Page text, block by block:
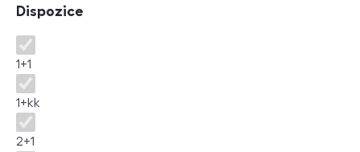
Dispozice
Dispozice
1+1
1+kk
2+1